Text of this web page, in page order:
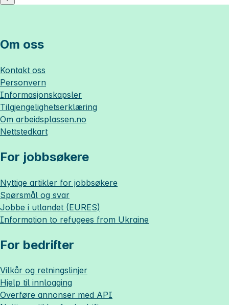
Om oss
Kontakt oss
Personvern
Informasjonskapsler
Tilgjengelighetserklæring
Om arbeidsplassen.no
Nettstedkart
For jobbsøkere
Nyttige artikler for jobbsøkere
Spørsmål og svar
Jobbe i utlandet (EURES)
Information to refugees from Ukraine
For bedrifter
Vilkår og retningslinjer
Hjelp til innlogging
Overføre annonser med API